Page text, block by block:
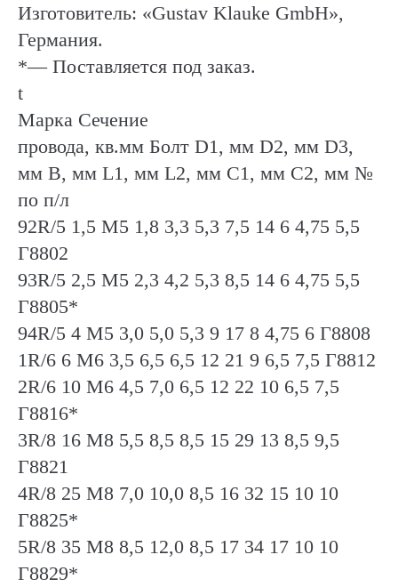
Изготовитель: «Gustav Klauke GmbH»,
Германия.
*— Поставляется под заказ.
t
Марка Сечение
провода, кв.мм Болт D1, мм D2, мм D3,
мм B, мм L1, мм L2, мм C1, мм C2, мм №
по п/л
92R/5 1,5 М5 1,8 3,3 5,3 7,5 14 6 4,75 5,5
Г8802
93R/5 2,5 М5 2,3 4,2 5,3 8,5 14 6 4,75 5,5
Г8805*
94R/5 4 М5 3,0 5,0 5,3 9 17 8 4,75 6 Г8808
1R/6 6 М6 3,5 6,5 6,5 12 21 9 6,5 7,5 Г8812
2R/6 10 М6 4,5 7,0 6,5 12 22 10 6,5 7,5
Г8816*
3R/8 16 М8 5,5 8,5 8,5 15 29 13 8,5 9,5
Г8821
4R/8 25 М8 7,0 10,0 8,5 16 32 15 10 10
Г8825*
5R/8 35 М8 8,5 12,0 8,5 17 34 17 10 10
Г8829*